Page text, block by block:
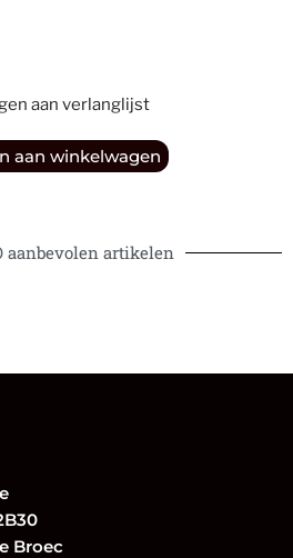
aan verlanglijst
aan winkelwagen
aanbevolen artikelen
Broec